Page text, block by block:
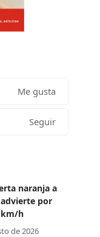
Me gusta
Seguir
naranja a
por
km/h
de 2026